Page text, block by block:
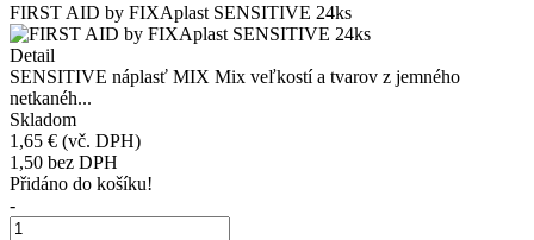
FIRST AID by FIXAplast SENSITIVE 24ks
Detail
SENSITIVE náplasť MIX Mix veľkostí a tvarov z jemného
netkanéh...
Skladom
1,65 € (vč. DPH)
1,50 bez DPH
Přidáno do košíku!
-